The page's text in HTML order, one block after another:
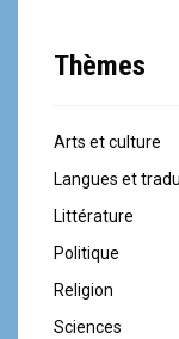
Thèmes
Arts et culture
Langues et
Littérature
Politique
Religion
Sciences